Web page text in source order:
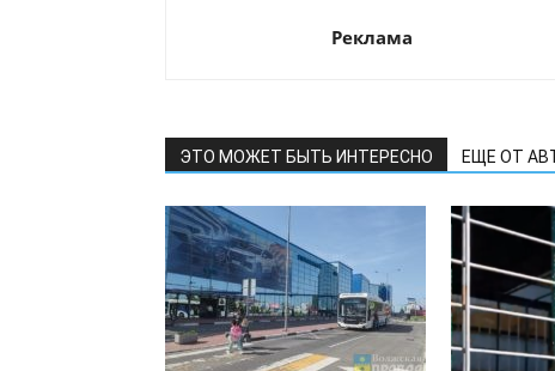
Реклама
ЭТО МОЖЕТ БЫТЬ ИНТЕРЕСНО ЕЩЕ ОТ